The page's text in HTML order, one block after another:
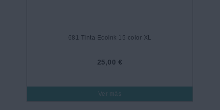
681 Tinta EcoInk 15 color XL
25,00 €
Ver más